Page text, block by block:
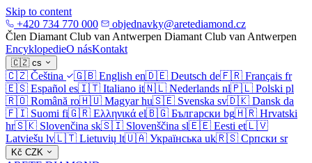
Skip to content
+420 734 770 000
objednavky@aretediamond.cz
Člen Diamant Club van Antwerpen Diamant Club van Antwerpen
EncyklopedieO násKontakt
🇨🇿 cs
🇨🇿 Čeština 🇬🇧 English en🇩🇪 Deutsch de🇫🇷 Français fr
🇪🇸 Español es🇮🇹 Italiano it🇳🇱 Nederlands nl🇵🇱 Polski pl
🇷🇴 Română ro🇭🇺 Magyar hu🇸🇪 Svenska sv🇩🇰 Dansk da
🇫🇮 Suomi fi🇬🇷 Ελληνικά el🇧🇬 Български bg🇭🇷 Hrvatski
hr🇸🇰 Slovenčina sk🇸🇮 Slovenščina sl🇪🇪 Eesti et🇱🇻
Latviešu lv🇱🇹 Lietuvių lt🇺🇦 Українська uk🇷🇸 Српски sr
Kč CZK